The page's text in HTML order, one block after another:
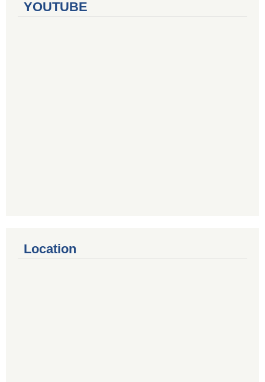
YOUTUBE
Location